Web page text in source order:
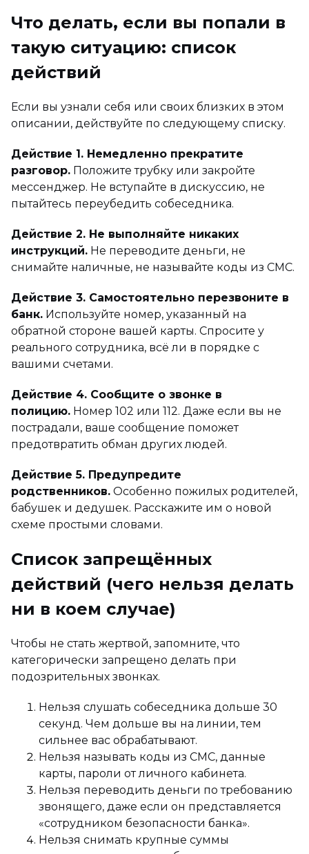
Что делать, если вы попали в
такую ситуацию: список
действий
Если вы узнали себя или своих близких в этом
описании, действуйте по следующему списку.
Действие 1. Немедленно прекратите
разговор. Положите трубку или закройте
мессенджер. Не вступайте в дискуссию, не
пытайтесь переубедить собеседника.
Действие 2. Не выполняйте никаких
инструкций. Не переводите деньги, не
снимайте наличные, не называйте коды из СМС.
Действие 3. Самостоятельно перезвоните в
банк. Используйте номер, указанный на
обратной стороне вашей карты. Спросите у
реального сотрудника, всё ли в порядке с
вашими счетами.
Действие 4. Сообщите о звонке в
полицию. Номер 102 или 112. Даже если вы не
пострадали, ваше сообщение поможет
предотвратить обман других людей.
Действие 5. Предупредите
родственников. Особенно пожилых родителей,
бабушек и дедушек. Расскажите им о новой
схеме простыми словами.
Список запрещённых
действий (чего нельзя делать
ни в коем случае)
Чтобы не стать жертвой, запомните, что
категорически запрещено делать при
подозрительных звонках.
Нельзя слушать собеседника дольше 30
секунд. Чем дольше вы на линии, тем
сильнее вас обрабатывают.
Нельзя называть коды из СМС, данные
карты, пароли от личного кабинета.
Нельзя переводить деньги по требованию
звонящего, даже если он представляется
«сотрудником безопасности банка».
Нельзя снимать крупные суммы